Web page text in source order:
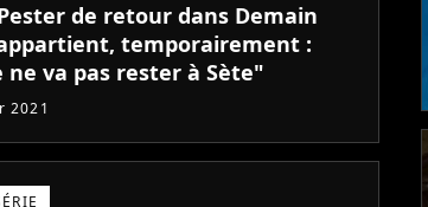
de retour dans Demain
temporairement :
ne va pas rester à Sète"
2021